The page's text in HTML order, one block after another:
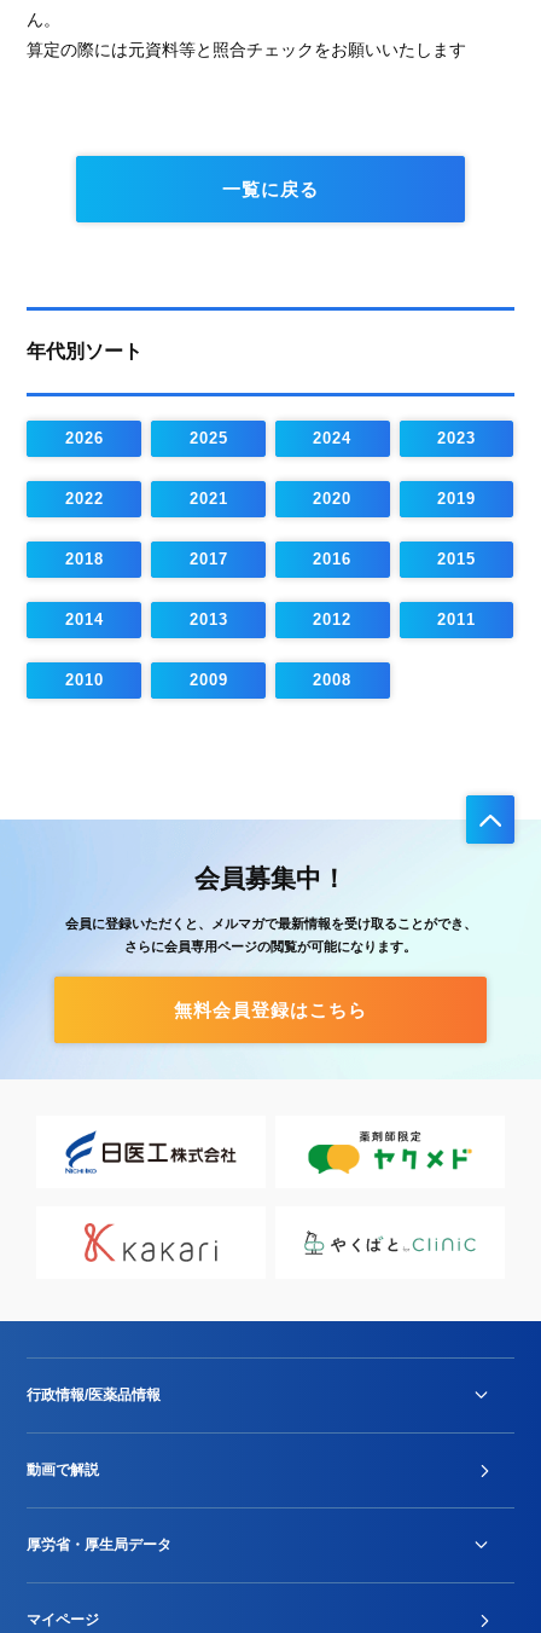
ん。
算定の際には元資料等と照合チェックをお願いいたします
一覧に戻る
年代別ソート
2026 2025 2024 2023
2022 2021 2020 2019
2018 2017 2016 2015
2014 2013 2012 2011
2010 2009 2008
会員募集中！
会員に登録いただくと、メルマガで最新情報を受け取ることができ、
さらに会員専用ページの閲覧が可能になります。
無料会員登録はこちら
行政情報/医薬品情報
Stu-GEレポート
動画で解説
厚労省・厚生局データ
マイページ